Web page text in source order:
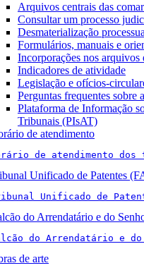
Arquivos centrais das
Consultar um processo
Desmaterialização
Formulários, manuais e
Incorporações nos arquivos
Indicadores de atividade
Legislação e ofícios-
Perguntas frequentes sobre
Plataforma de Informação
Tribunais (PIsAT)
de atendimento
de atendimento
Unificado de Patentes
Unificado de
do Arrendatário e do
do Arrendatário e do
de arte